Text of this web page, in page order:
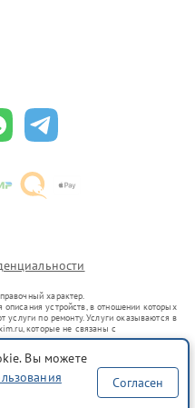
характер.
устройств, в отношении которых
по ремонту. Услуги оказываются в
которые не связаны с
представителями.
в гражданский оборот в соответствии
индивидуализации услуг или введения
о предоставляемых услугах по
офертой, определяемой
Вы можете
Согласен